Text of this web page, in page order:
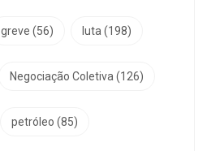
greve (56) luta(198)
Negociação Coletiva(126)
petróleo (85)